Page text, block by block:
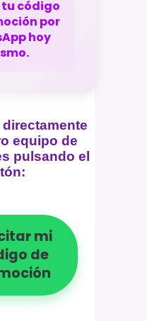
código
por
hoy
equipo de
pulsando el
mi
de